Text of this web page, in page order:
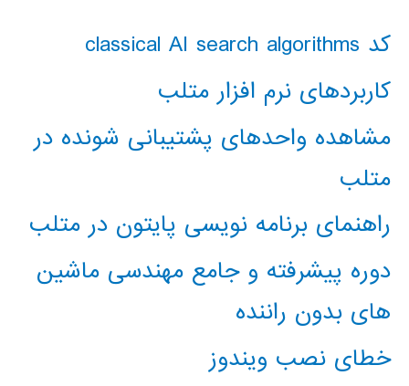
کد classical AI search algorithms
کاربردهای نرم افزار متلب
مشاهده واحدهای پشتیبانی شونده در
متلب
راهنمای برنامه نویسی پایتون در متلب
دوره پیشرفته و جامع مهندسی ماشین
های بدون راننده
خطای نصب ویندوز